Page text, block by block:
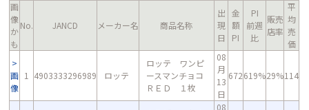
画
像
か
も
No. JANCD メーカー名 商品名称
出
現
日
金
額
PI
PI
前週
比
販売
店率
平
均
売
価
画
像
1 4903333296989 ロッテ
ロッテ ワンピ
ースマンチョコ
ＲＥＤ １枚
08
月
13
日
672619%29%114
08